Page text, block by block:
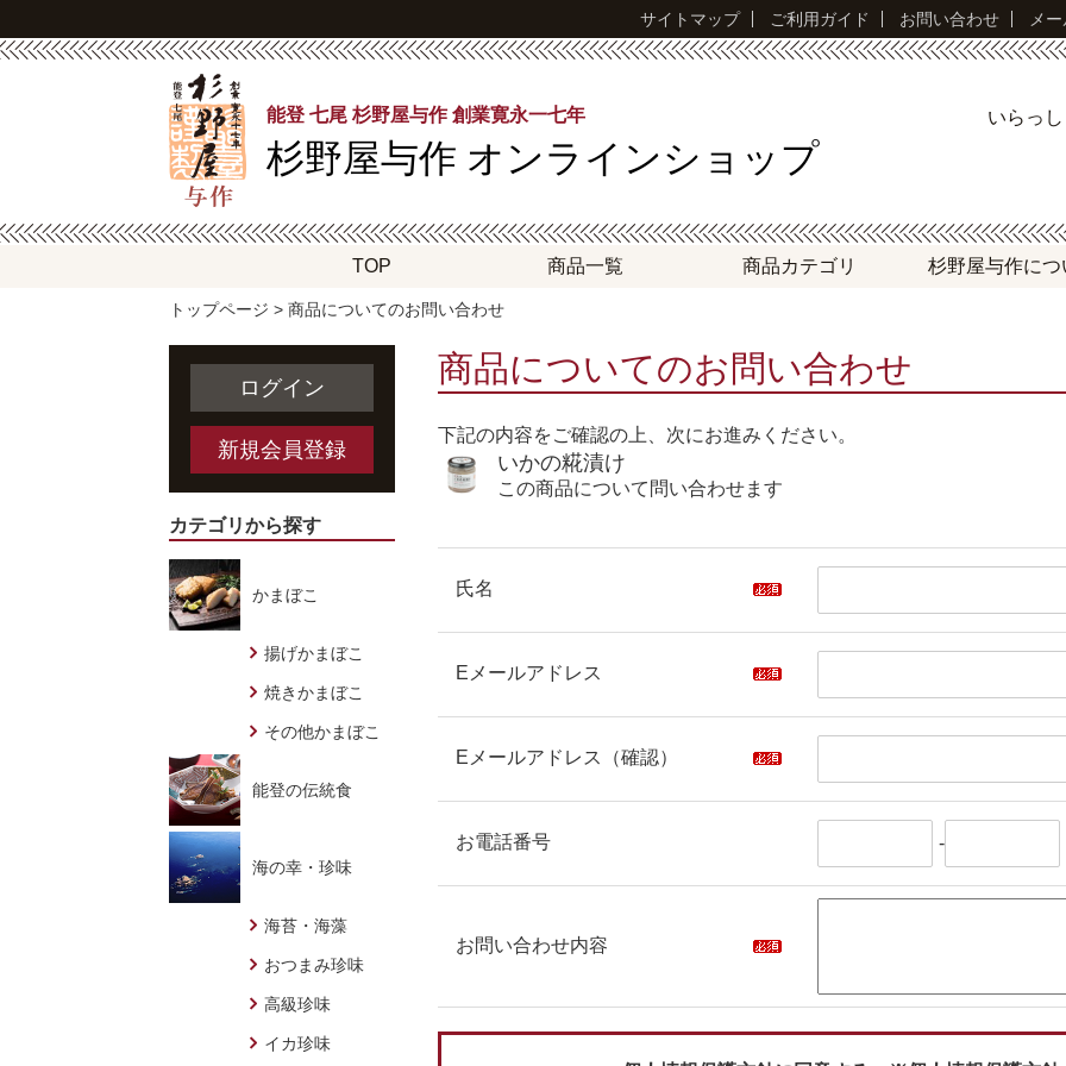
サイトマップ ご利用ガイド お問い合わせ メ
能登 七尾 杉野屋与作 創業寛永一七年
杉野屋与作 オンラインショップ
いらっ
TOP 商品一覧 商品カテゴリ 杉野屋与作につ
ログイン
新規会員登録
カテゴリから探す
かまぼこ
揚げかまぼこ
焼きかまぼこ
その他かまぼこ
能登の伝統食
海の幸・珍味
海苔・海藻
おつまみ珍味
高級珍味
イカ珍味
トップページ > 商品についてのお問い合わせ
商品についてのお問い合わせ
下記の内容をご確認の上、次にお進みください。
いかの糀漬け
この商品について問い合わせます
氏名
Eメールアドレス
Eメールアドレス（確認）
お電話番号 -
お問い合わせ内容